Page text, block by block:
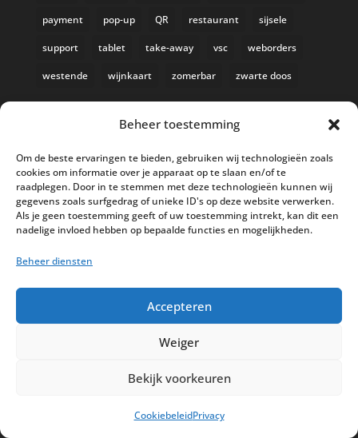
Beheer toestemming
Om de beste ervaringen te bieden, gebruiken wij technologieën zoals
cookies om informatie over je apparaat op te slaan en/of te
raadplegen. Door in te stemmen met deze technologieën kunnen wij
gegevens zoals surfgedrag of unieke ID's op deze website verwerken.
Als je geen toestemming geeft of uw toestemming intrekt, kan dit een
nadelige invloed hebben op bepaalde functies en mogelijkheden.
Beheer diensten
Accepteren
Weiger
Bekijk voorkeuren
CookiebeleidPrivacy
payment pop-up QR restaurant sijsele
support tablet take-away vsc weborders
westende wijnkaart zomerbar zwarte doos
AI in de Horeca kassawereld
Bestel nu nog aan de 2025 prijzen
Safran Palace start met nieuw
Privacy